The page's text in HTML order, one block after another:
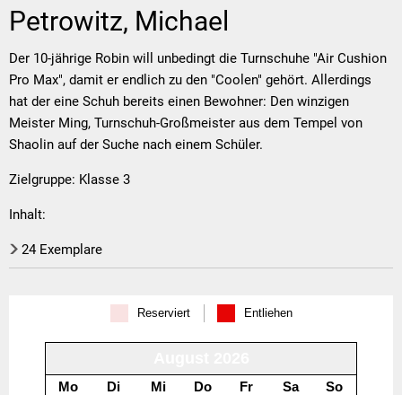
Fu
im
Turnschuh
Petrowitz, Michael
Der 10-jährige Robin will unbedingt die Turnschuhe "Air Cushion
Pro Max", damit er endlich zu den "Coolen" gehört. Allerdings
hat der eine Schuh bereits einen Bewohner: Den winzigen
Meister Ming, Turnschuh-Großmeister aus dem Tempel von
Shaolin auf der Suche nach einem Schüler.
Zielgruppe: Klasse 3
Inhalt:
24 Exemplare
Reserviert Entliehen
Mo Di Mi Do Fr Sa So